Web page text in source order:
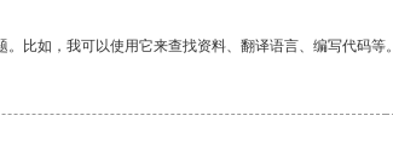
比如，我可以使用它来查找资料、翻译语言、编写代码等。